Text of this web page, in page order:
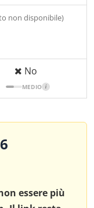
non disponibile)
No
MEDIO i
essere più